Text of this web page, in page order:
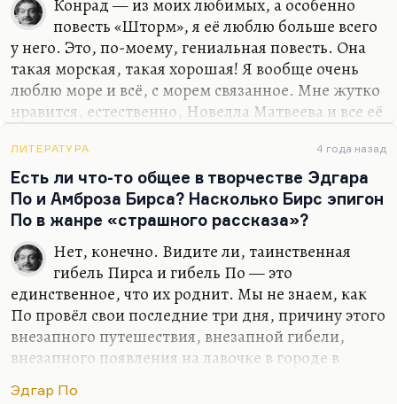
Конрад — из моих любимых, а особенно
повесть «Шторм», я её люблю больше всего
у него. Это, по-моему, гениальная повесть. Она
такая морская, такая хорошая! Я вообще очень
люблю море и всё, с морем связанное. Мне жутко
нравится, естественно, Новелла Матвеева и все её
песен?» И замечательный её ответ: «Потому что
воды на Земле значительно больше, чем суши». Я
очень люблю Грина, разговоров нет, это самое
лучшее море, которое я знаю. А чистая
маринистика, вроде Станюковича, мне не очень
интересна. Вот Конрад — это классный писатель.
Прочтите «Шторм», это замечательно.
ЛИТЕРАТУРА 4 года назад
Есть ли что-то общее в творчестве Эдгара
По и Амброза Бирса? Насколько Бирс эпигон
По в жанре «страшного рассказа»?
Нет, конечно. Видите ли, таинственная
гибель Пирса и гибель По — это
единственное, что их роднит. Мы не знаем, как
По провёл свои последние три дня, причину этого
внезапного путешествия, внезапной гибели,
внезапного появления на лавочке в городе в
Эдгар По